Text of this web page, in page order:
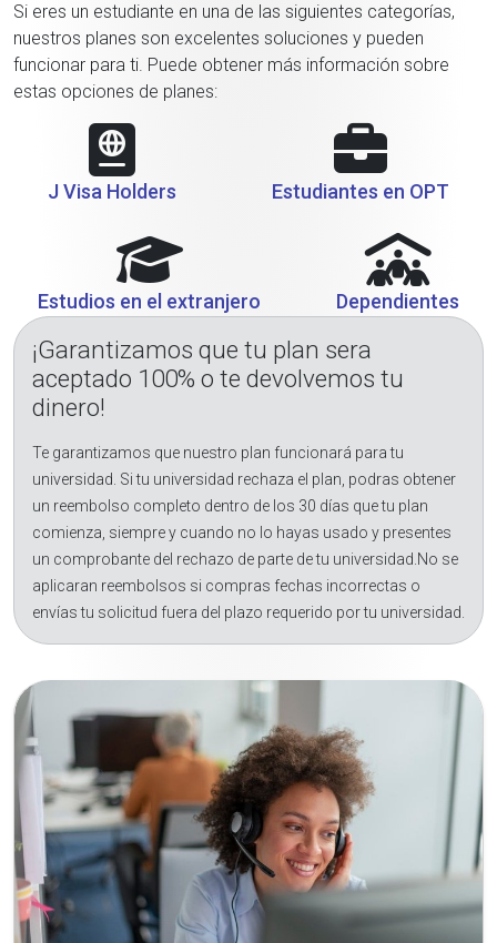
Si eres un estudiante en una de las siguientes categorías,
nuestros planes son excelentes soluciones y pueden
funcionar para ti. Puede obtener más información sobre
estas opciones de planes:
J Visa Holders Estudiantes en OPT
Estudios en el extranjero Dependientes
¡Garantizamos que tu plan sera
aceptado 100% o te devolvemos tu
dinero!
Te garantizamos que nuestro plan funcionará para tu
universidad. Si tu universidad rechaza el plan, podras obtener
un reembolso completo dentro de los 30 días que tu plan
comienza, siempre y cuando no lo hayas usado y presentes
un comprobante del rechazo de parte de tu universidad.No se
aplicaran reembolsos si compras fechas incorrectas o
envías tu solicitud fuera del plazo requerido por tu universidad.